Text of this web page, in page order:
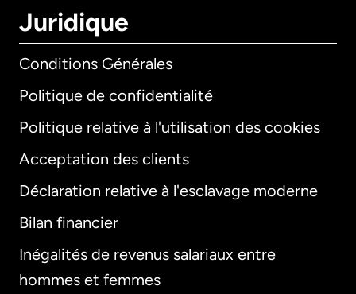
Juridique
Conditions Générales
Politique de confidentialité
Politique relative à l'utilisation des cookies
Acceptation des clients
Déclaration relative à l'esclavage moderne
Bilan financier
Inégalités de revenus salariaux entre
hommes et femmes
International